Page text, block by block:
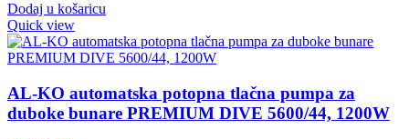
Dodaj u košaricu
Quick view
AL-KO automatska potopna tlačna pumpa za
duboke bunare PREMIUM DIVE 5600/44, 1200W